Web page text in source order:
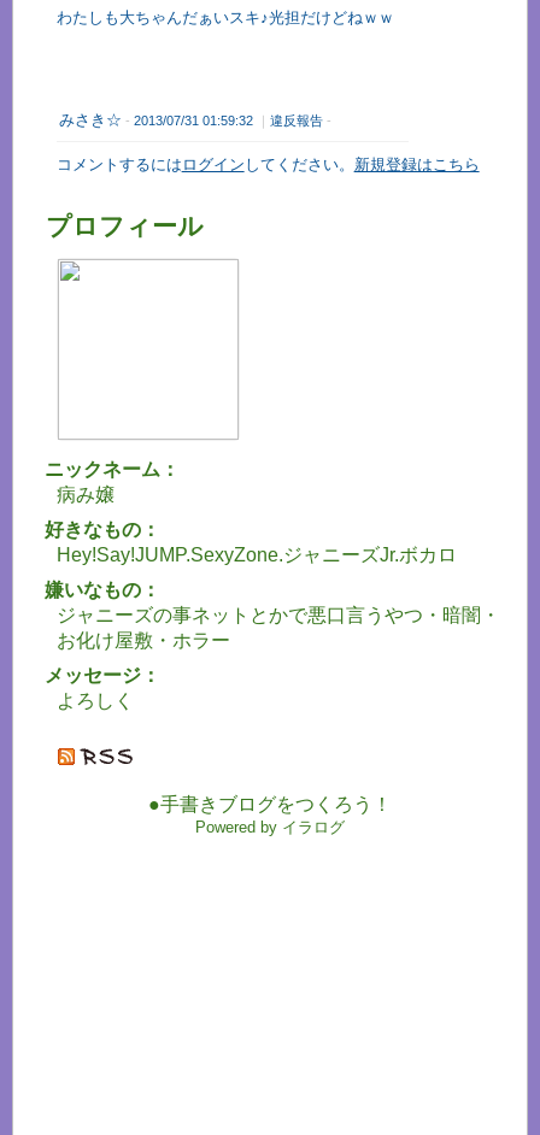
わたしも大ちゃんだぁいスキ♪光担だけどねｗｗ
みさき☆ - 2013/07/31 01:59:32 ｜ 違反報告 -
コメントするには ログイン してください。 新規登録はこちら
プロフィール
ニックネーム：
病み嬢
好きなもの：
Hey!Say!JUMP.SexyZone.ジャニーズJr.ボカロ
嫌いなもの：
ジャニーズの事ネットとかで悪口言うやつ・暗闇・
お化け屋敷・ホラー
メッセージ：
よろしく
●手書きブログをつくろう！
Powered by イラログ